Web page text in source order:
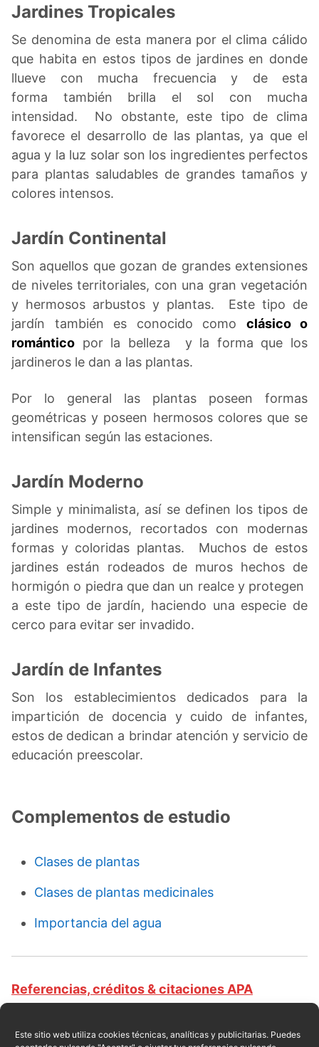
Este sitio web utiliza cookies técnicas, analíticas y publicitarias. Puedes
Jardines Tropicales
Se denomina de esta manera por el clima cálido
que habita en estos tipos de jardines en donde
llueve con mucha frecuencia y de esta
forma también brilla el sol con mucha
intensidad. No obstante, este tipo de clima
favorece el desarrollo de las plantas, ya que el
agua y la luz solar son los ingredientes perfectos
para plantas saludables de grandes tamaños y
colores intensos.
Jardín Continental
Son aquellos que gozan de grandes extensiones
de niveles territoriales, con una gran vegetación
y hermosos arbustos y plantas. Este tipo de
jardín también es conocido como clásico o
romántico por la belleza y la forma que los
jardineros le dan a las plantas.
Por lo general las plantas poseen formas
geométricas y poseen hermosos colores que se
intensifican según las estaciones.
Jardín Moderno
Simple y minimalista, así se definen los tipos de
jardines modernos, recortados con modernas
formas y coloridas plantas. Muchos de estos
jardines están rodeados de muros hechos de
hormigón o piedra que dan un realce y protegen
a este tipo de jardín, haciendo una especie de
cerco para evitar ser invadido.
Jardín de Infantes
Son los establecimientos dedicados para la
impartición de docencia y cuido de infantes,
estos de dedican a brindar atención y servicio de
educación preescolar.
Complementos de estudio
Clases de plantas
Clases de plantas medicinales
Importancia del agua
Referencias, créditos & citaciones APA
de redacción profesional. (2016, 09). Clases de